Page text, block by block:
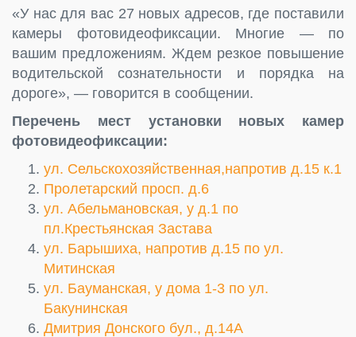
«У нас для вас 27 новых адресов, где поставили
камеры фотовидеофиксации. Многие — по
вашим предложениям. Ждем резкое повышение
водительской сознательности и порядка на
дороге», — говорится в сообщении.
Перечень мест установки новых камер
фотовидеофиксации:
ул. Сельскохозяйственная,напротив д.15 к.1
Пролетарский просп. д.6
ул. Абельмановская, у д.1 по
пл.Крестьянская Застава
ул. Барышиха, напротив д.15 по ул.
Митинская
ул. Бауманская, у дома 1-3 по ул.
Бакунинская
Дмитрия Донского бул., д.14А